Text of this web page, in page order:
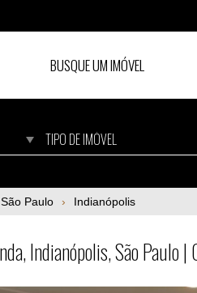
BUSQUE UM IMÓVEL
São
São Paulo Indianópolis
Indianópolis, São Paulo